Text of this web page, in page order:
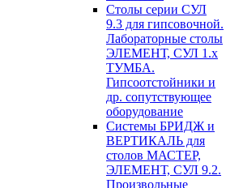
Столы серии СУЛ
9.3 для гипсовочной.
Лабораторные столы
ЭЛЕМЕНТ, СУЛ 1.х
ТУМБА.
Гипсоотстойники и
др. сопутствующее
оборудование
Системы БРИДЖ и
ВЕРТИКАЛЬ для
столов МАСТЕР,
ЭЛЕМЕНТ, СУЛ 9.2.
Произвольные